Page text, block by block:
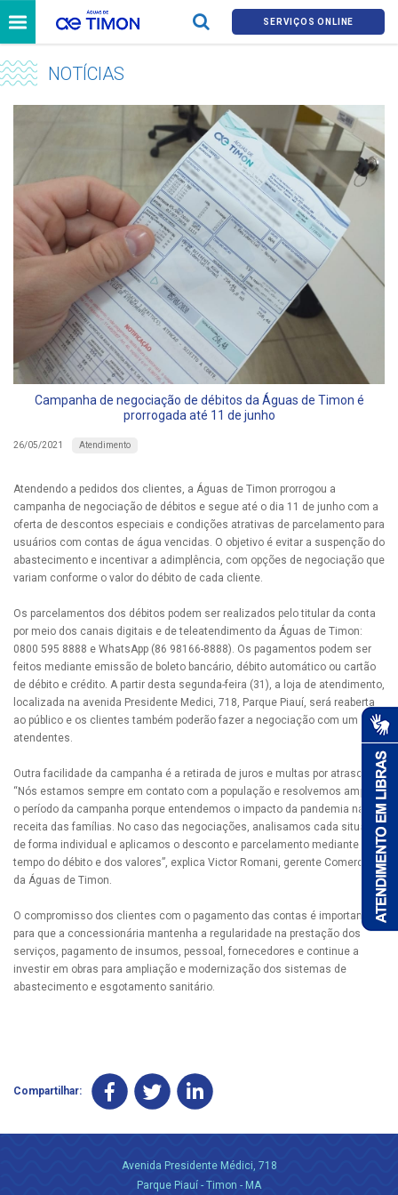
SERVIÇOS ONLINE
NOTÍCIAS
Campanha de negociação de débitos da Águas de Timon é
prorrogada até 11 de junho
26/05/2021 Atendimento
Atendendo a pedidos dos clientes, a Águas de Timon prorrogou a
campanha de negociação de débitos e segue até o dia 11 de junho com a
oferta de descontos especiais e condições atrativas de parcelamento para
usuários com contas de água vencidas. O objetivo é evitar a suspenção do
abastecimento e incentivar a adimplência, com opções de negociação que
variam conforme o valor do débito de cada cliente.
Os parcelamentos dos débitos podem ser realizados pelo titular da conta
por meio dos canais digitais e de teleatendimento da Águas de Timon:
0800 595 8888 e WhatsApp (86 98166-8888). Os pagamentos podem ser
feitos mediante emissão de boleto bancário, débito automático ou cartão
de débito e crédito. A partir desta segunda-feira (31), a loja de atendimento,
localizada na avenida Presidente Medici, 718, Parque Piauí, será reaberta
ao público e os clientes também poderão fazer a negociação com um dos
atendentes.
Outra facilidade da campanha é a retirada de juros e multas por atraso.
“Nós estamos sempre em contato com a população e resolvemos ampliar
o período da campanha porque entendemos o impacto da pandemia na
receita das famílias. No caso das negociações, analisamos cada situação
de forma individual e aplicamos o desconto e parcelamento mediante o
tempo do débito e dos valores”, explica Victor Romani, gerente Comercial
da Águas de Timon.
O compromisso dos clientes com o pagamento das contas é importante
para que a concessionária mantenha a regularidade na prestação dos
serviços, pagamento de insumos, pessoal, fornecedores e continue a
investir em obras para ampliação e modernização dos sistemas de
abastecimento e esgotamento sanitário.
Compartilhar:
Avenida Presidente Médici, 718
Parque Piauí - Timon - MA